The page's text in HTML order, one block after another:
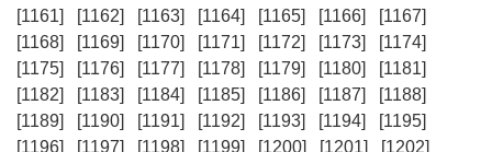
[1161]
[1162] [1163] [1164] [1165] [1166]
[1167]
[1168]
[1169] [1170] [1171] [1172] [1173]
[1174]
[1175]
[1176] [1177] [1178] [1179] [1180]
[1181]
[1182]
[1183] [1184] [1185] [1186] [1187]
[1188]
[1189]
[1190] [1191] [1192] [1193] [1194]
[1195]
[1196]
[1197] [1198] [1199] [1200] [1201]
[1202]